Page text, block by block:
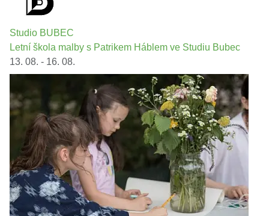
Studio BUBEC
Letní škola malby s Patrikem Háblem ve Studiu Bubec
13. 08. - 16. 08.